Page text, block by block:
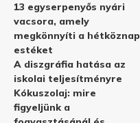
13 egyserpenyős nyári
vacsora, amely
megkönnyíti a hétköznap
estéket
A diszgráfia hatása az
iskolai teljesítményre
Kókuszolaj: mire
figyeljünk a